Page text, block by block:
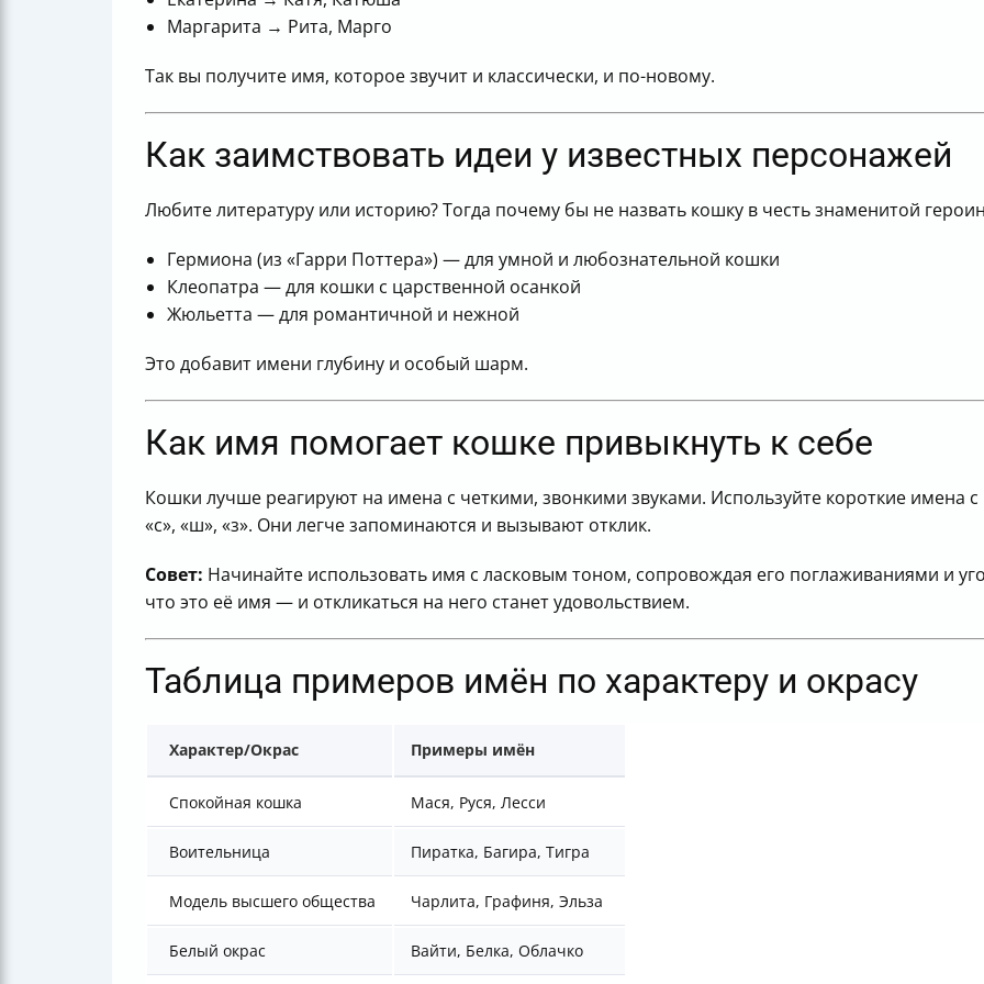
Маргарита → Рита, Марго
Так вы получите имя, которое звучит и классически, и по-новому.
Как заимствовать идеи у известных персонажей
Любите литературу или историю? Тогда почему бы не назвать кошку в честь знаменитой
Гермиона (из «Гарри Поттера») — для умной и любознательной кошки
Клеопатра — для кошки с царственной осанкой
Жюльетта — для романтичной и нежной
Это добавит имени глубину и особый шарм.
Как имя помогает кошке привыкнуть к себе
Кошки лучше реагируют на имена с четкими, звонкими звуками. Используйте короткие
«с», «ш», «з». Они легче запоминаются и вызывают отклик.
Совет: Начинайте использовать имя с ласковым тоном, сопровождая его поглаживаниями и
что это её имя — и откликаться на него станет удовольствием.
Таблица примеров имён по характеру и окрасу
Характер/Окрас Примеры имён
Спокойная кошка Мася, Руся, Лесси
Воительница Пиратка, Багира, Тигра
Модель высшего общества Чарлита, Графиня, Эльза
Белый окрас Вайти, Белка, Облачко